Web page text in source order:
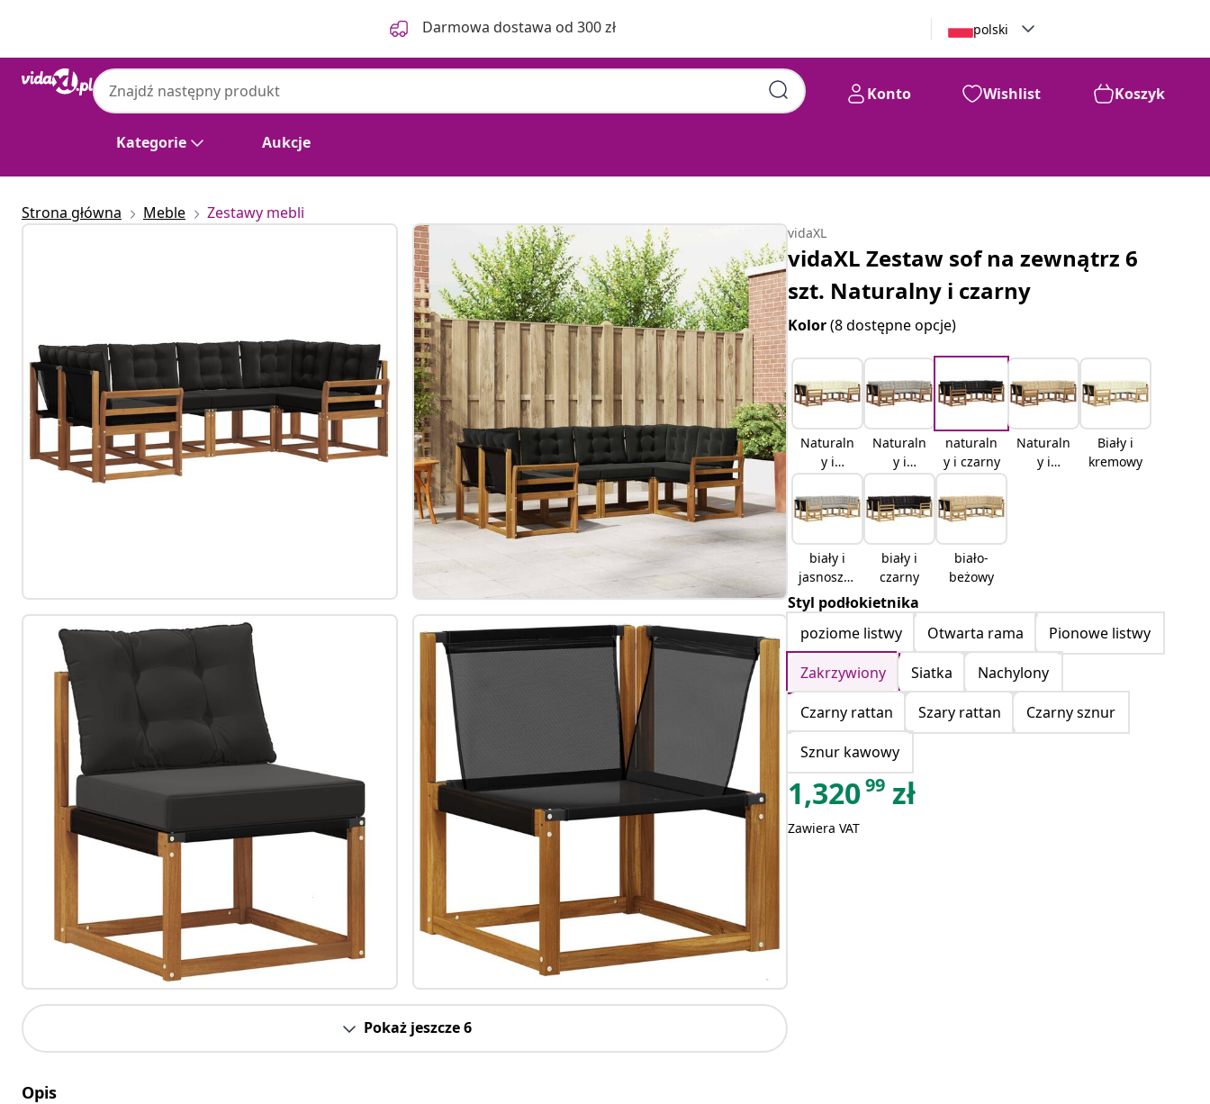
Darmowa dostawa od 300 zł polski
Kategorie Aukcje
Konto Wishlist Koszyk
Strona główna Meble Zestawy mebli
Pokaż jeszcze 6
Opis
vidaXL
vidaXL Zestaw sof na zewnątrz 6
szt. Naturalny i czarny
Kolor(8 dostępne opcje)
Naturaln
y i
kremowy
Naturaln
y i
jasnoszar
y
naturaln
y i czarny
Naturaln
y i
Biały i
kremowy
biały i
jasnoszar
y
biały i
czarny
biało-
beżowy
Styl podłokietnika
poziome listwy
Otwarta rama
Pionowe listwy
Zakrzywiony
Siatka
Nachylony
Czarny rattan
Szary rattan
Czarny sznur
Sznur kawowy
1,32099 zł
Zawiera VAT